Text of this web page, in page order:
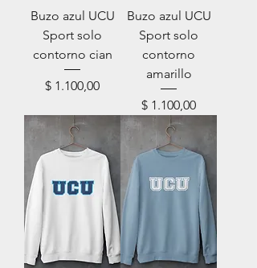
Buzo azul UCU
Sport solo
contorno cian
Precio
$ 1.100,00
Buzo azul UCU
Sport solo
contorno
amarillo
Precio
$ 1.100,00